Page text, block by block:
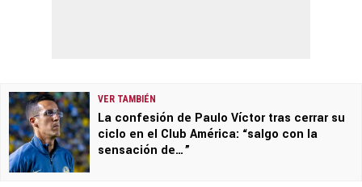
VER TAMBIÉN
La confesión de Paulo Víctor tras cerrar su
ciclo en el Club América: “salgo con la
sensación de…”